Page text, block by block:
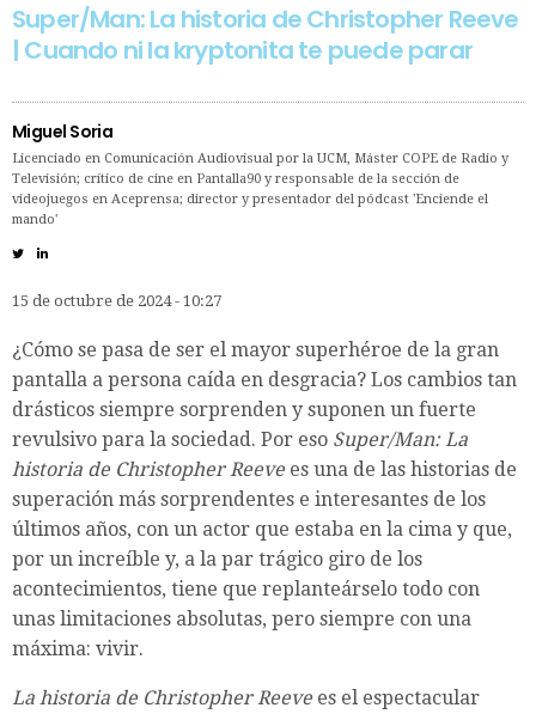
Super/Man: La historia de Christopher Reeve
| Cuando ni la kryptonita te puede parar
Miguel Soria
Licenciado en Comunicación Audiovisual por la UCM, Máster COPE de Radio y
Televisión; crítico de cine en Pantalla90 y responsable de la sección de
videojuegos en Aceprensa; director y presentador del pódcast 'Enciende el
mando'
15 de octubre de 2024 - 10:27
¿Cómo se pasa de ser el mayor superhéroe de la gran
pantalla a persona caída en desgracia? Los cambios tan
drásticos siempre sorprenden y suponen un fuerte
revulsivo para la sociedad. Por eso Super/Man: La
historia de Christopher Reevees una de las historias de
superación más sorprendentes e interesantes de los
últimos años, con un actor que estaba en la cima y que,
por un increíble y, a la par trágico giro de los
acontecimientos, tiene que replanteárselo todo con
unas limitaciones absolutas, pero siempre con una
máxima: vivir.
La historia de Christopher Reevees el espectacular